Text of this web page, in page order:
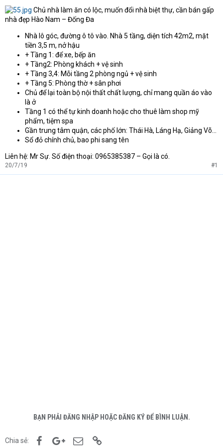
t
e
Chủ nhà làm ăn có lộc, muốn đổi nhà biệt thự, cần bán gấp
nhà đẹp Hào Nam – Đống Đa
Nhà lô góc, đường ô tô vào. Nhà 5 tầng, diện tích 42m2, mặt
tiền 3,5 m, nở hậu
+ Tầng 1: để xe, bếp ăn
+ Tầng2: Phòng khách + vệ sinh
+ Tầng 3,4: Mỗi tầng 2 phòng ngủ + vệ sinh
+ Tầng 5: Phòng thờ + sân phơi
Chủ để lại toàn bộ nội thất chất lượng, chỉ mang quần áo vào
là ở
Tầng 1 có thể tự kinh doanh hoặc cho thuê làm shop mỹ
phẩm, tiệm spa
Gần trung tâm quận, các phố lớn: Thái Hà, Láng Hạ, Giảng Võ…
Sổ đỏ chính chủ, bao phi sang tên
Liên hệ: Mr Sự. Số điện thoại: 0965385387 – Gọi là có.
20/7/19 #1
BẠN PHẢI ĐĂNG NHẬP HOẶC ĐĂNG KÝ ĐỂ BÌNH LUẬN.
Chia sẻ: FacebookGoogle+Email